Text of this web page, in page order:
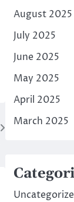
August 2025
July 2025
June 2025
May 2025
April 2025
March 2025